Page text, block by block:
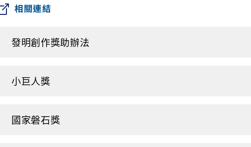
相關連結
發明創作獎助辦法
小巨人獎
國家磐石獎